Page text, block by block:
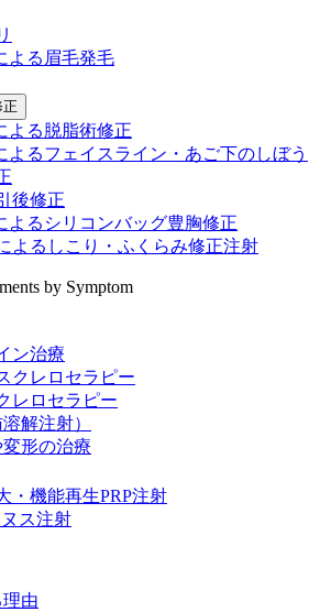
よる眉毛発毛
よる脱脂術修正
よるフェイスライン・あご下のしぼう
後修正
よるシリコンバッグ豊胸修正
よるしこり・ふくらみ修正注射
by Symptom
ン治療
クレロセラピー
レロセラピー
解注射）
形の治療
・機能再生PRP注射
ス注射
由